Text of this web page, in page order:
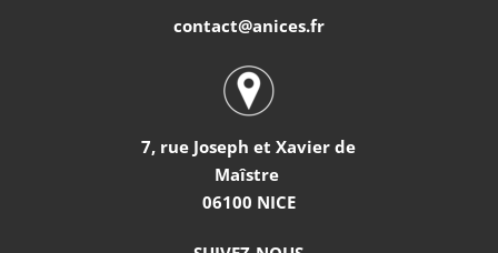
contact@anices.fr
7, rue Joseph et Xavier de
Maîstre
06100 NICE